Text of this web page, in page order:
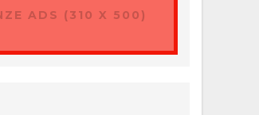
ADS (310 X 500)